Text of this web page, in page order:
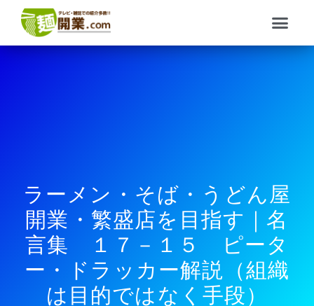
メ
ニ
ュ
ラーメン・そば・うどん屋
開業・繁盛店を目指す｜名
言集 １７－１５ ピータ
ー・ドラッカー解説（組織
は目的ではなく手段）